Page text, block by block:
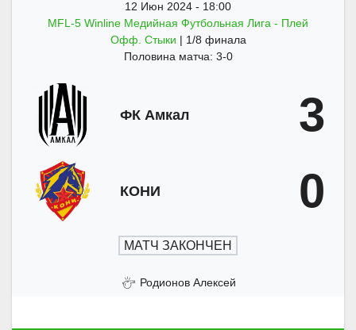
12 Июн 2024 - 18:00
MFL-5 Winline Медийная Футбольная Лига - Плей
Офф. Стыки | 1/8 финала
Половина матча: 3-0
ФК Амкал 3
КОНИ 0
МАТЧ ЗАКОНЧЕН
Родионов Алексей